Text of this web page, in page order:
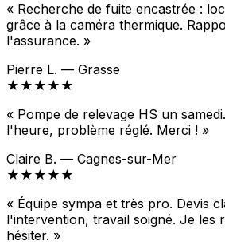
« Recherche de fuite encastrée :
grâce à la caméra thermique.
l'assurance. »
Pierre L. — Grasse
★★★★★
« Pompe de relevage HS un
l'heure, problème réglé. Merci ! »
Claire B. — Cagnes-sur-Mer
★★★★★
« Équipe sympa et très pro. Devis
l'intervention, travail soigné. Je les
hésiter. »